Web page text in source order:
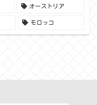
オーストリア
モロッコ